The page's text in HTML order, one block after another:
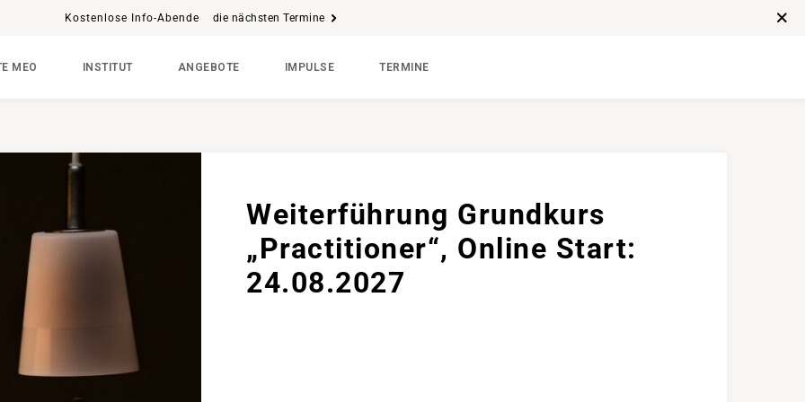
Kostenlose Info-Abende die nächsten Termine
MEO INSTITUT ANGEBOTE IMPULSE TERMINE
Weiterführung Grundkurs
„Practitioner“, Online Start:
24.08.2027